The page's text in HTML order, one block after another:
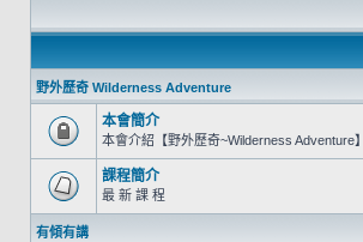
野外歷奇 Wilderness Adventure
本會簡介
本會介紹【野外歷奇~Wilderness Adventure】
課程簡介
最 新 課 程
有傾有講